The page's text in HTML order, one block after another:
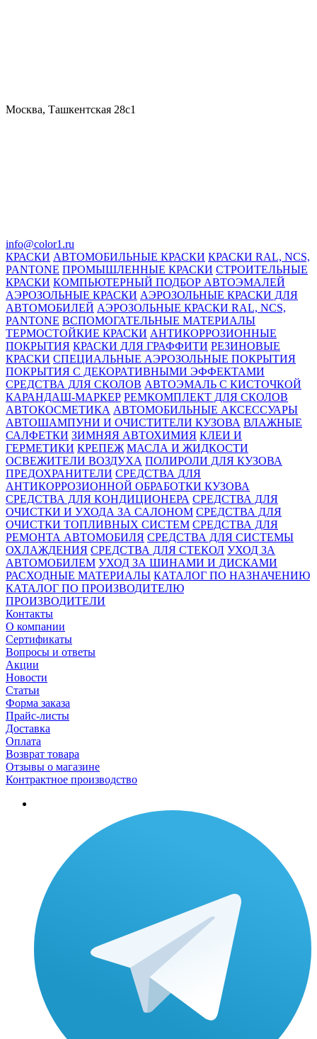
Москва, Ташкентская 28с1
info@color1.ru
КРАСКИ АВТОМОБИЛЬНЫЕ КРАСКИ КРАСКИ RAL, NCS,
PANTONE ПРОМЫШЛЕННЫЕ КРАСКИ СТРОИТЕЛЬНЫЕ
КРАСКИ КОМПЬЮТЕРНЫЙ ПОДБОР АВТОЭМАЛЕЙ
АЭРОЗОЛЬНЫЕ КРАСКИ АЭРОЗОЛЬНЫЕ КРАСКИ ДЛЯ
АВТОМОБИЛЕЙ АЭРОЗОЛЬНЫЕ КРАСКИ RAL, NCS,
PANTONE ВСПОМОГАТЕЛЬНЫЕ МАТЕРИАЛЫ
ТЕРМОСТОЙКИЕ КРАСКИ АНТИКОРРОЗИОННЫЕ
ПОКРЫТИЯ КРАСКИ ДЛЯ ГРАФФИТИ РЕЗИНОВЫЕ
КРАСКИ СПЕЦИАЛЬНЫЕ АЭРОЗОЛЬНЫЕ ПОКРЫТИЯ
ПОКРЫТИЯ С ДЕКОРАТИВНЫМИ ЭФФЕКТАМИ
СРЕДСТВА ДЛЯ СКОЛОВ АВТОЭМАЛЬ С КИСТОЧКОЙ
КАРАНДАШ-МАРКЕР РЕМКОМПЛЕКТ ДЛЯ СКОЛОВ
АВТОКОСМЕТИКА АВТОМОБИЛЬНЫЕ АКСЕССУАРЫ
АВТОШАМПУНИ И ОЧИСТИТЕЛИ КУЗОВА ВЛАЖНЫЕ
САЛФЕТКИ ЗИМНЯЯ АВТОХИМИЯ КЛЕИ И
ГЕРМЕТИКИ КРЕПЕЖ МАСЛА И ЖИДКОСТИ
ОСВЕЖИТЕЛИ ВОЗДУХА ПОЛИРОЛИ ДЛЯ КУЗОВА
ПРЕДОХРАНИТЕЛИ СРЕДСТВА ДЛЯ
АНТИКОРРОЗИОННОЙ ОБРАБОТКИ КУЗОВА
СРЕДСТВА ДЛЯ КОНДИЦИОНЕРА СРЕДСТВА ДЛЯ
ОЧИСТКИ И УХОДА ЗА САЛОНОМ СРЕДСТВА ДЛЯ
ОЧИСТКИ ТОПЛИВНЫХ СИСТЕМ СРЕДСТВА ДЛЯ
РЕМОНТА АВТОМОБИЛЯ СРЕДСТВА ДЛЯ СИСТЕМЫ
ОХЛАЖДЕНИЯ СРЕДСТВА ДЛЯ СТЕКОЛ УХОД ЗА
АВТОМОБИЛЕМ УХОД ЗА ШИНАМИ И ДИСКАМИ
РАСХОДНЫЕ МАТЕРИАЛЫ КАТАЛОГ ПО НАЗНАЧЕНИЮ
КАТАЛОГ ПО ПРОИЗВОДИТЕЛЮ
ПРОИЗВОДИТЕЛИ
Контакты
О компании
Сертификаты
Вопросы и ответы
Акции
Новости
Статьи
Форма заказа
Прайс-листы
Доставка
Оплата
Возврат товара
Отзывы о магазине
Контрактное производство